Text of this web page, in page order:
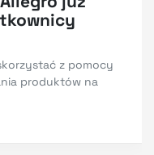
z pomocy
produktów na